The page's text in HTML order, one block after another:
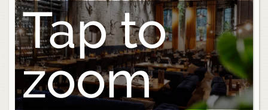
Tap to
zoom